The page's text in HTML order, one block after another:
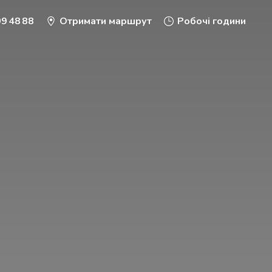
48 88 Отримати маршрут Робочі години